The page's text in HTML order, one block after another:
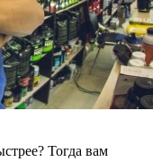
Тогда вам